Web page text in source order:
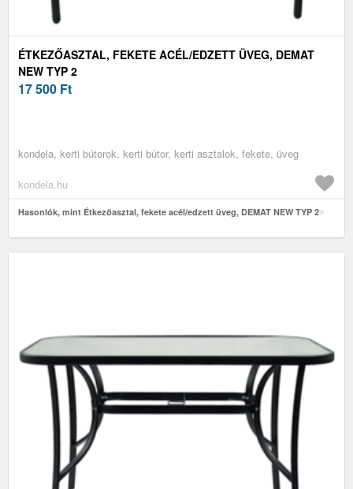
ÉTKEZŐASZTAL, FEKETE ACÉL/EDZETT ÜVEG, DEMAT
NEW TYP 2
17 500 Ft
kondela, kerti bútorok, kerti bútor, kerti asztalok, fekete, üveg
kondela.hu
Hasonlók, mint Étkezőasztal, fekete acél/edzett üveg, DEMAT NEW TYP 2